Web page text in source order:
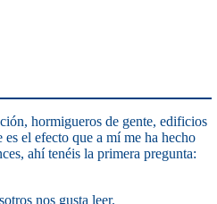
hormigueros de gente, edificios
el efecto que a mí me ha hecho
ahí tenéis la primera pregunta:
nos gusta leer.